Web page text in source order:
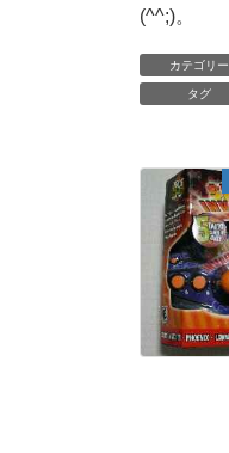
(^^;)。
カテゴリー
タグ